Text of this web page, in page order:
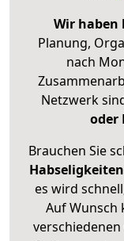
Wir
Planung,
nach
Netzwerk
oder
Brauchen Sie
Habseligkeiten
es wird
Auf Wunsch